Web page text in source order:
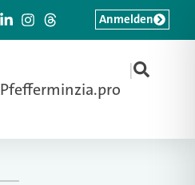
Pfefferminzia.pro
|
Anmelden